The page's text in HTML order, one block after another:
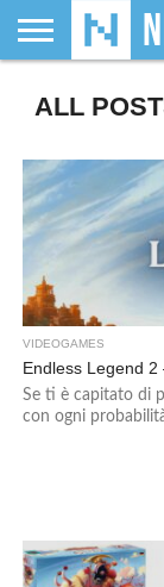
SIAMO
GIOCHI
DA
GIOCHI
DI
VIDEOGAMES
FILM
&
FUMETTI
& LIBRI
MAGIC:
THE
DUNGEONS
&
WRESTLING
NERDANDO
AWARDS
I
BOLLINI
ALL
VIDEOGAMES
Endless Legend 2
Se ti è capitato di
con ogni